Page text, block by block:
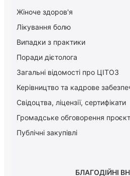
Жіноче здоров'я
Лікування болю
Випадки з практики
Поради дієтолога
Загальні відомості про ЦІТОЗ
Керiвництво та кадрове
Свідоцтва, ліцензії, сертифікати
Громадське обговорення
Публічні закупівлі
БЛАГОДІЙНІ